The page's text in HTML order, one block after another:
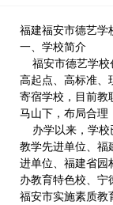
福建福安市德艺学
一、学校简介
福安市德艺学校
高起点、高标准、
寄宿学校，目前教
马山下，布局合理
办学以来，学校
教学先进单位、福
进单位、福建省园
办教育特色校、宁
福安市实施素质教